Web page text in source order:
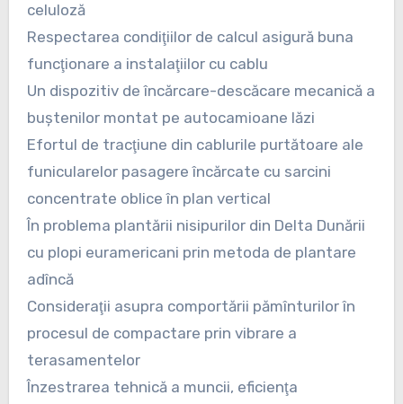
celuloză
Respectarea condiţiilor de calcul asigură buna
funcţionare a instalaţiilor cu cablu
Un dispozitiv de încărcare-descăcare mecanică a
buştenilor montat pe autocamioane lăzi
Efortul de tracţiune din cablurile purtătoare ale
funicularelor pasagere încărcate cu sarcini
concentrate oblice în plan vertical
În problema plantării nisipurilor din Delta Dunării
cu plopi euramericani prin metoda de plantare
adîncă
Consideraţii asupra comportării pămînturilor în
procesul de compactare prin vibrare a
terasamentelor
Înzestrarea tehnică a muncii, eficienţa